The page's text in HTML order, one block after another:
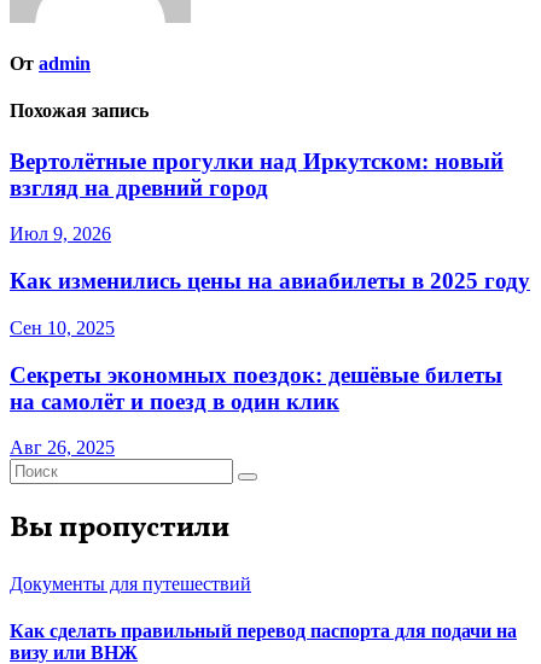
От admin
Похожая запись
Вертолётные прогулки над Иркутском: новый
взгляд на древний город
Июл 9, 2026
Как изменились цены на авиабилеты в 2025 году
Сен 10, 2025
Секреты экономных поездок: дешёвые билеты
на самолёт и поезд в один клик
Авг 26, 2025
Вы пропустили
Документы для путешествий
Как сделать правильный перевод паспорта для подачи на
визу или ВНЖ